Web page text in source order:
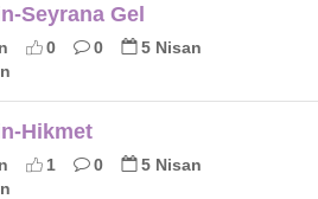
Seyrana Gel
0 0
5 Nisan
Hikmet
1 0
5 Nisan